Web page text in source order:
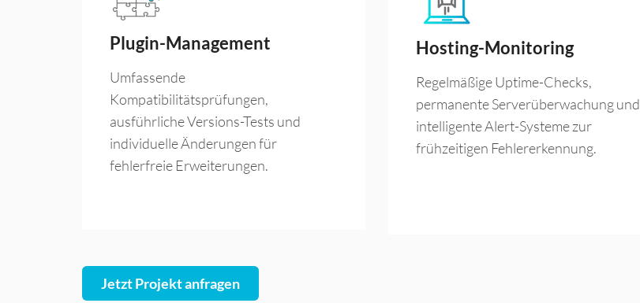
Plugin-Management
Umfassende
Kompatibilitätsprüfungen,
ausführliche Versions-Tests und
individuelle Änderungen für
fehlerfreie Erweiterungen.
Hosting-Monitoring
Regelmäßige Uptime-Checks,
permanente Serverüberwachung und
intelligente Alert-Systeme zur
frühzeitigen Fehlererkennung.
Jetzt Projekt anfragen